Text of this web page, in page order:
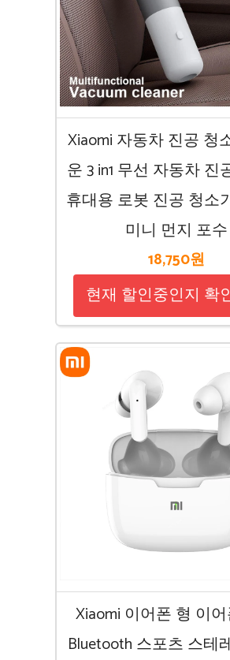
Xiaomi 자동차 진공 청
운 3 in1 무선 자동차 진
휴대용 로봇 진공 청소
미니 먼지 포수
18,750원
현재 할인중인지 확
Xiaomi 이어폰 형 이
Bluetooth 스포츠 스테